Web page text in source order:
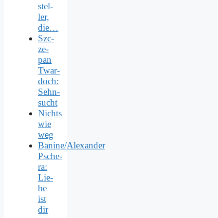
stel­
ler,
die…
Szc­
ze­
pan
Twar­
doch:
Sehn­
sucht
Nichts
wie
weg
Banine/Alexander
Psche­
ra:
Lie­
be
ist
dir